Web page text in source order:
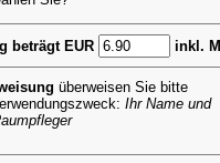
beträgt EUR inkl.
überweisen Sie bitte
Ihr Name und